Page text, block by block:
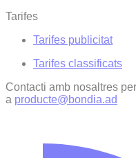
Tarifes
Tarifes publicitat
Tarifes classificats
Contacti amb nosaltres
a producte@bondia.ad